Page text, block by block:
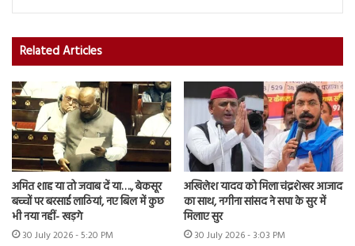
Related Articles
अमित शाह या तो जवाब दें या…., बेकसूर
बच्चों पर बरसाई लाठियां, नए बिल में कुछ
भी नया नहीं- खड़गे
30 July 2026 - 5:20 PM
अखिलेश यादव को मिला चंद्रशेखर आजाद
का साथ, नगीना सांसद ने सपा के सुर में
मिलाए सुर
30 July 2026 - 3:03 PM